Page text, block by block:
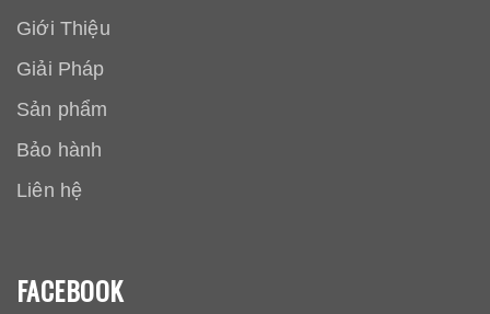
Giới Thiệu
Giải Pháp
Sản phẩm
Bảo hành
Liên hệ
FACEBOOK